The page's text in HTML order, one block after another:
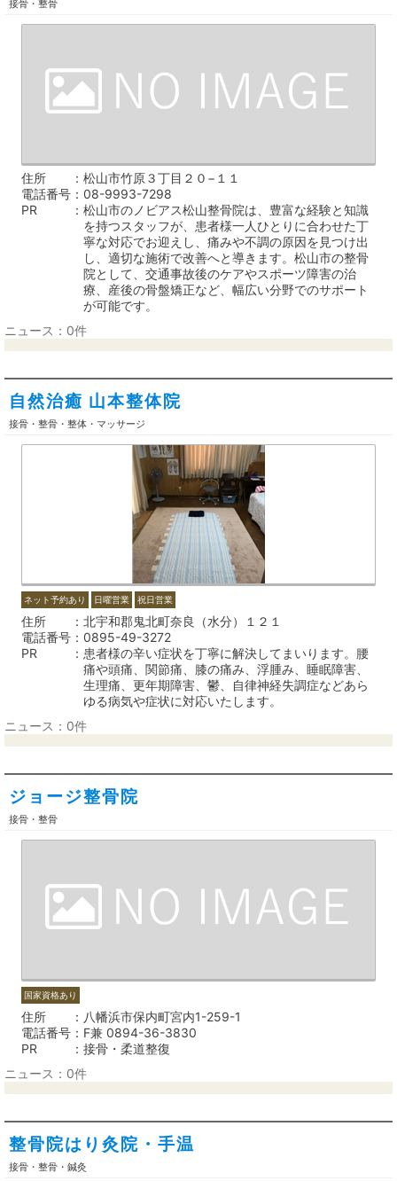
接骨・整骨
住所
松山市竹原３丁目２０−１１
電話番号
08-9993-7298
PR
松山市のノビアス松山整骨院は、豊富な経験と知識
を持つスタッフが、患者様一人ひとりに合わせた丁
寧な対応でお迎えし、痛みや不調の原因を見つけ出
し、適切な施術で改善へと導きます。松山市の整骨
院として、交通事故後のケアやスポーツ障害の治
療、産後の骨盤矯正など、幅広い分野でのサポート
が可能です。
ニュース：0件
自然治癒 山本整体院
接骨・整骨・整体・マッサージ
ネット予約あり 日曜営業 祝日営業
住所
北宇和郡鬼北町奈良（水分）１２１
電話番号
0895-49-3272
PR
患者様の辛い症状を丁寧に解決してまいります。腰
痛や頭痛、関節痛、膝の痛み、浮腫み、睡眠障害、
生理痛、更年期障害、鬱、自律神経失調症などあら
ゆる病気や症状に対応いたします。
ニュース：0件
ジョージ整骨院
接骨・整骨
国家資格あり
住所
八幡浜市保内町宮内1-259-1
電話番号
F兼 0894-36-3830
PR
接骨・柔道整復
ニュース：0件
整骨院はり灸院・手温
接骨・整骨・鍼灸